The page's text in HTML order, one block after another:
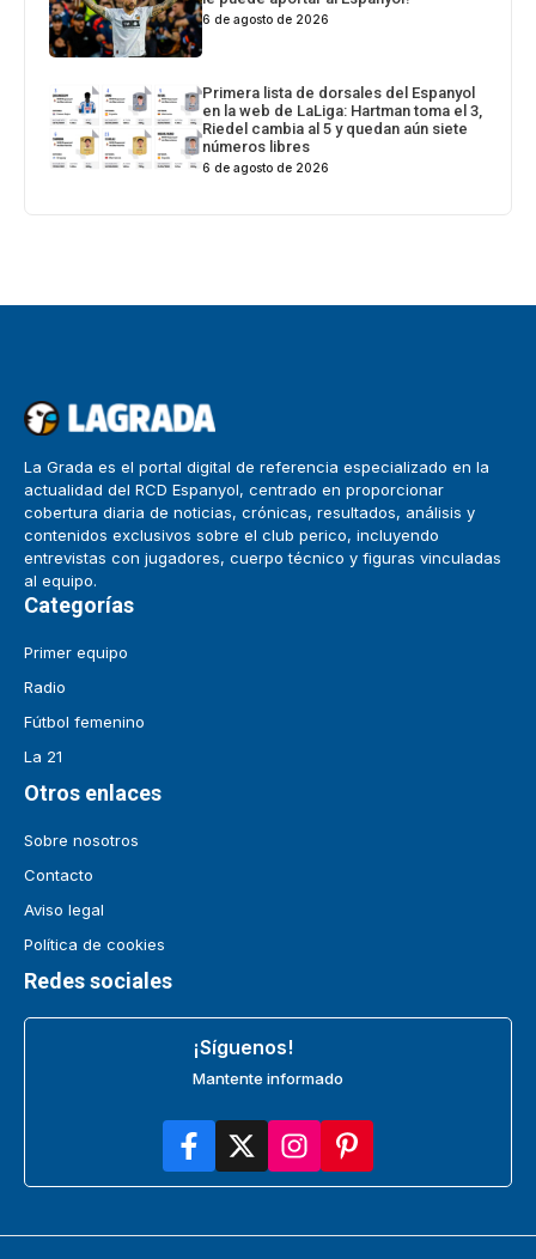
6 de agosto de 2026
Primera lista de dorsales del Espanyol
en la web de LaLiga: Hartman toma el 3,
Riedel cambia al 5 y quedan aún siete
números libres
6 de agosto de 2026
La Grada es el portal digital de referencia especializado en la
actualidad del RCD Espanyol, centrado en proporcionar
cobertura diaria de noticias, crónicas, resultados, análisis y
contenidos exclusivos sobre el club perico, incluyendo
entrevistas con jugadores, cuerpo técnico y figuras vinculadas
al equipo.
Categorías
Primer equipo
Radio
Fútbol femenino
La 21
Otros enlaces
Sobre nosotros
Contacto
Aviso legal
Política de cookies
Redes sociales
¡Síguenos!
Mantente informado